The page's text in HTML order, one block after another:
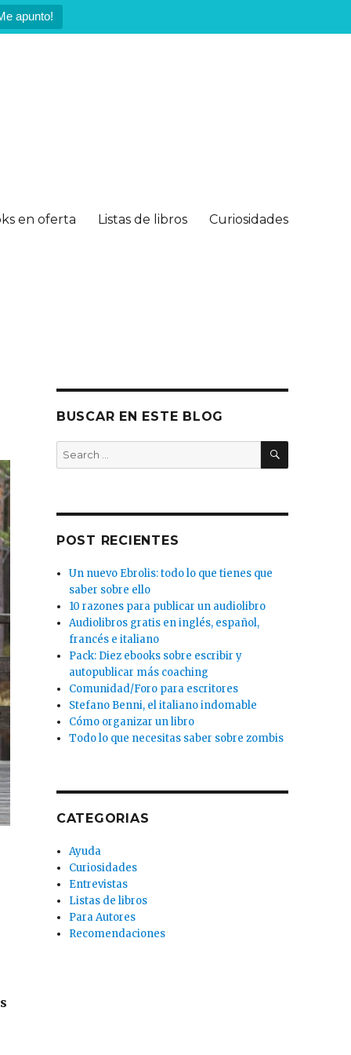
apunto!
en oferta Listas de libros Curiosidades
BUSCAR EN ESTE BLOG
Search
for:
SEARCH
POST RECIENTES
Un nuevo Ebrolis: todo lo que tienes que
saber sobre ello
10 razones para publicar un audiolibro
Audiolibros gratis en inglés, español,
francés e italiano
Pack: Diez ebooks sobre escribir y
autopublicar más coaching
Comunidad/Foro para escritores
Stefano Benni, el italiano indomable
Cómo organizar un libro
Todo lo que necesitas saber sobre zombis
CATEGORIAS
Ayuda
Curiosidades
Entrevistas
Listas de libros
Para Autores
Recomendaciones